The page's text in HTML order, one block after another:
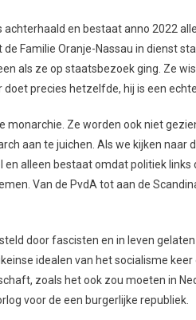
achterhaald en bestaat anno 2022
Familie Oranje-Nassau in dienst
als ze op staatsbezoek ging. Ze
precies hetzelfde, hij is een
monarchie. Ze worden ook niet
aan te juichen. Als we kijken
en alleen bestaat omdat politiek
Van de PvdA tot aan de
door fascisten en in leven
idealen van het socialisme
zoals het ook zou moeten in
voor de een burgerlijke republiek.